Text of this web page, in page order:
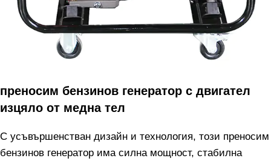
преносим бензинов генератор с двигател
изцяло от медна тел
С усъвършенстван дизайн и технология, този преносим
бензинов генератор има силна мощност, стабилна